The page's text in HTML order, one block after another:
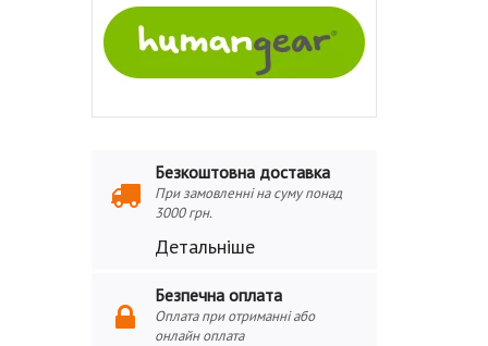
Безкоштовна доставка
При замовленні на суму понад
3000 грн.
Детальніше
Безпечна оплата
Оплата при отриманні або
онлайн оплата